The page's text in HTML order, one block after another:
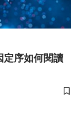
定序如何閱讀
儲